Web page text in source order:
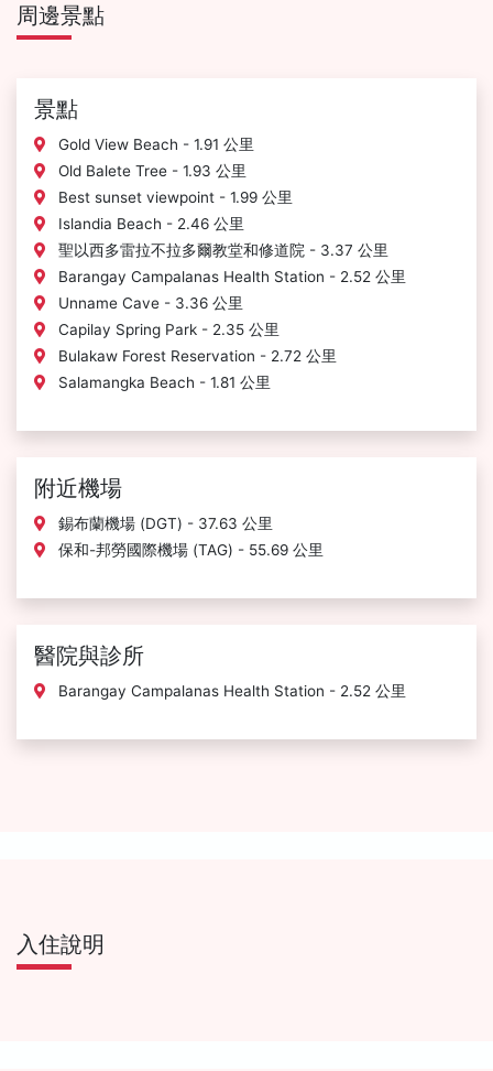
周邊景點
景點
Gold View Beach - 1.91 公里
Old Balete Tree - 1.93 公里
Best sunset viewpoint - 1.99 公里
Islandia Beach - 2.46 公里
聖以西多雷拉不拉多爾教堂和修道院 - 3.37 公里
Barangay Campalanas Health Station - 2.52 公里
Unname Cave - 3.36 公里
Capilay Spring Park - 2.35 公里
Bulakaw Forest Reservation - 2.72 公里
Salamangka Beach - 1.81 公里
附近機場
錫布蘭機場 (DGT) - 37.63 公里
保和-邦勞國際機場 (TAG) - 55.69 公里
醫院與診所
Barangay Campalanas Health Station - 2.52 公里
入住說明